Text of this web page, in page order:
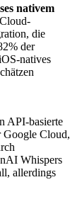
nativem
die
der
natives
API-basierte
Google Cloud,
Whispers
allerdings